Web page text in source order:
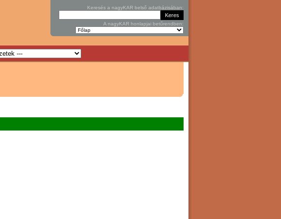
Keresés a nagyKAR belső adatbázisában:
A nagyKAR honlapjai betűrendben: